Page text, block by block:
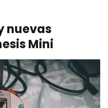
nuevas
Mini